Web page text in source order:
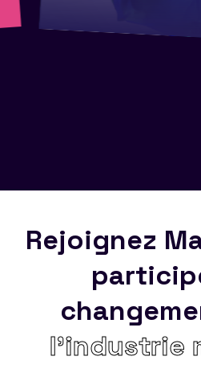
Rejoignez
l’industrie